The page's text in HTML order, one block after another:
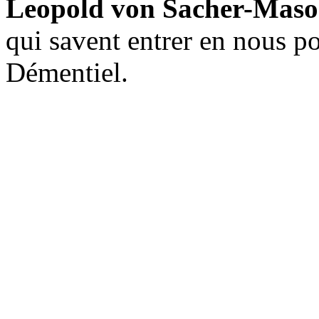
Leopold von Sacher-
qui savent entrer en nous
Démentiel.